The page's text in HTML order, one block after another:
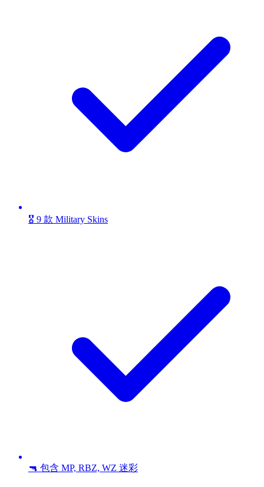
🎖️ 9 款 Military Skins
🔫 包含 MP, RBZ, WZ 迷彩